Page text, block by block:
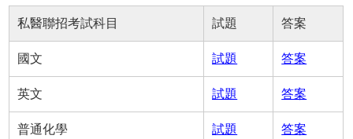
私醫聯招考試科目 試題 答案
國文 試題 答案
英文 試題 答案
普通化學 試題 答案